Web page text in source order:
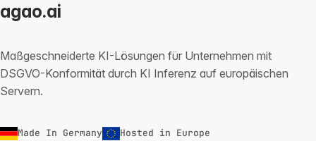
agao.ai
Maßgeschneiderte KI-Lösungen für Unternehmen mit
DSGVO-Konformität durch KI Inferenz auf europäischen
Servern.
Made In Germany Hosted in Europe